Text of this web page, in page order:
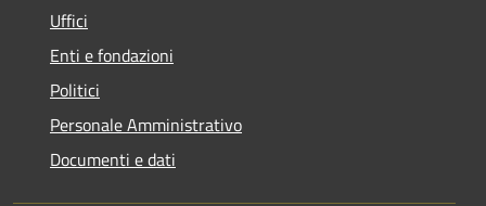
Uffici
Enti e fondazioni
Politici
Personale Amministrativo
Documenti e dati